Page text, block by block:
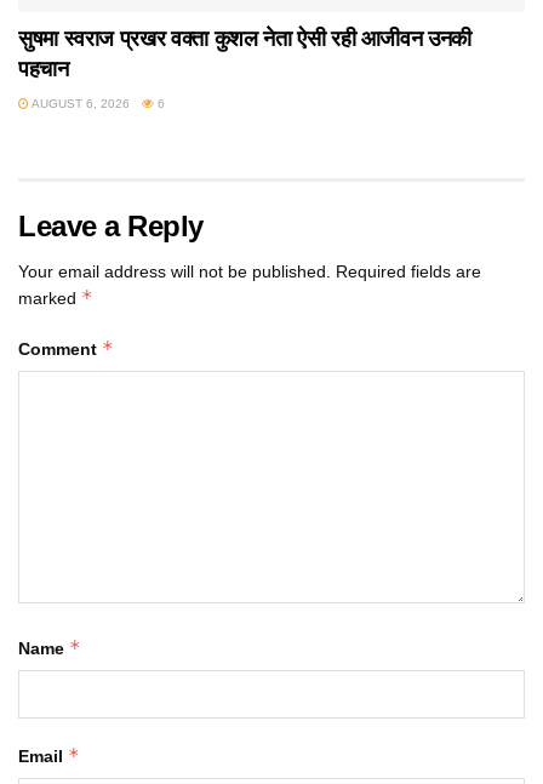
सुषमा स्वराज प्रखर वक्ता कुशल नेता ऐसी रही आजीवन उनकी
पहचान
AUGUST 6, 2026 6
Leave a Reply
Your email address will not be published. Required fields are
marked *
Comment *
Name *
Email *